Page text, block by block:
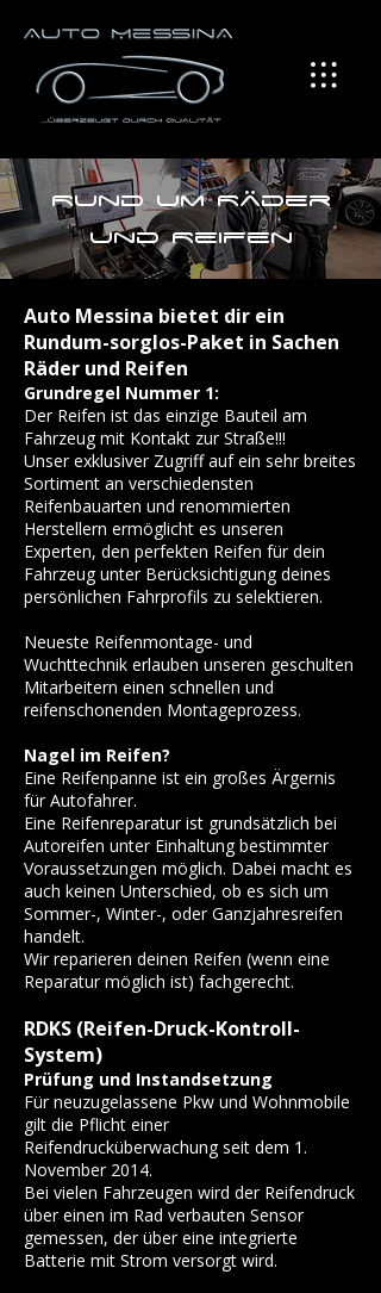
Rund um Räder
und Reifen
Auto Messina bietet dir ein
Rundum-sorglos-Paket in Sachen
Räder und Reifen
Grundregel Nummer 1:
Der Reifen ist das einzige Bauteil am
Fahrzeug mit Kontakt zur Straße!!!
Unser exklusiver Zugriff auf ein sehr breites
Sortiment an verschiedensten
Reifenbauarten und renommierten
Herstellern ermöglicht es unseren
Experten, den perfekten Reifen für dein
Fahrzeug unter Berücksichtigung deines
persönlichen Fahrprofils zu selektieren.
Neueste Reifenmontage- und
Wuchttechnik erlauben unseren geschulten
Mitarbeitern einen schnellen und
reifenschonenden Montageprozess.
Nagel im Reifen?
Eine Reifenpanne ist ein großes Ärgernis
für Autofahrer.
Eine Reifenreparatur ist grundsätzlich bei
Autoreifen unter Einhaltung bestimmter
Voraussetzungen möglich. Dabei macht es
auch keinen Unterschied, ob es sich um
Sommer-, Winter-, oder Ganzjahresreifen
handelt.
Wir reparieren deinen Reifen (wenn eine
Reparatur möglich ist) fachgerecht.
RDKS (Reifen-Druck-Kontroll-
System)
Prüfung und Instandsetzung
Für neuzugelassene Pkw und Wohnmobile
gilt die Pflicht einer
Reifendrucküberwachung seit dem 1.
November 2014.
Bei vielen Fahrzeugen wird der Reifendruck
über einen im Rad verbauten Sensor
gemessen, der über eine integrierte
Batterie mit Strom versorgt wird.